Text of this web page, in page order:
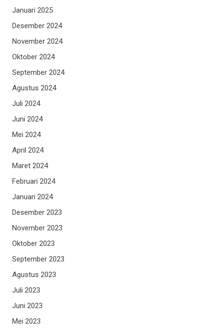
Januari 2025
Desember 2024
November 2024
Oktober 2024
September 2024
Agustus 2024
Juli 2024
Juni 2024
Mei 2024
April 2024
Maret 2024
Februari 2024
Januari 2024
Desember 2023
November 2023
Oktober 2023
September 2023
Agustus 2023
Juli 2023
Juni 2023
Mei 2023